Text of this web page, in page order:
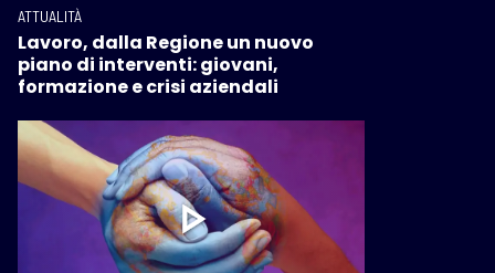
ATTUALITÀ
Lavoro, dalla Regione un nuovo
piano di interventi: giovani,
formazione e crisi aziendali